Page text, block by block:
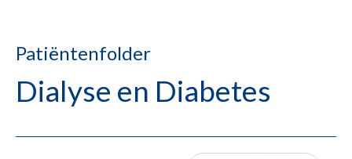
Patiëntenfolder
Dialyse en Diabetes